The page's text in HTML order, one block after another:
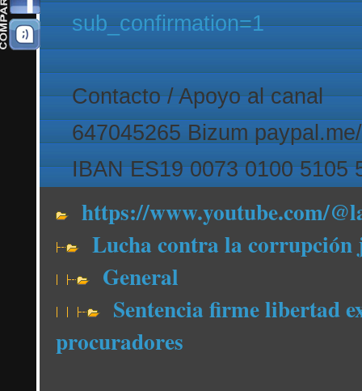
sub_confirmation=1
Contacto / Apoyo al canal
647045265 Bizum
IBAN ES19 0073 0100 5105
https://www.youtube.com/
Lucha contra la
General
Sentencia firme libertad
procuradores